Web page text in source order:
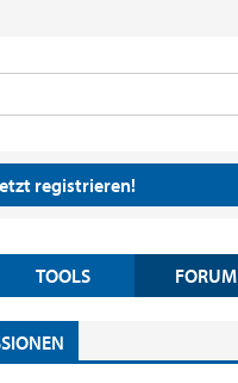
registrieren!
TOOLS FORUM